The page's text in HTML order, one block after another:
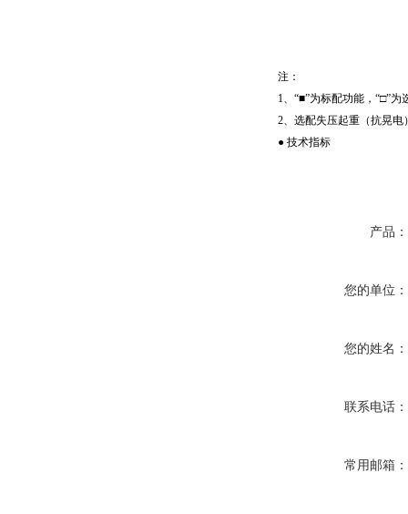
注：
1、“■”为标配功能，“□”为
2、选配失压起重（抗晃
● 技术指标
产品：
您的单位：
您的姓名：
联系电话：
常用邮箱：